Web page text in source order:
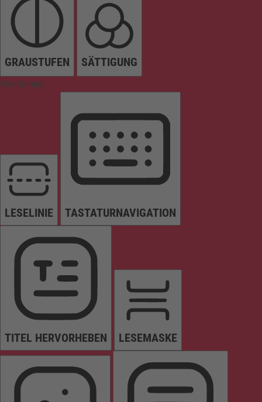
GRAUSTUFEN SÄTTIGUNG
Orientierung
LESELINIE TASTATURNAVIGATION
TITEL HERVORHEBEN LESEMASKE